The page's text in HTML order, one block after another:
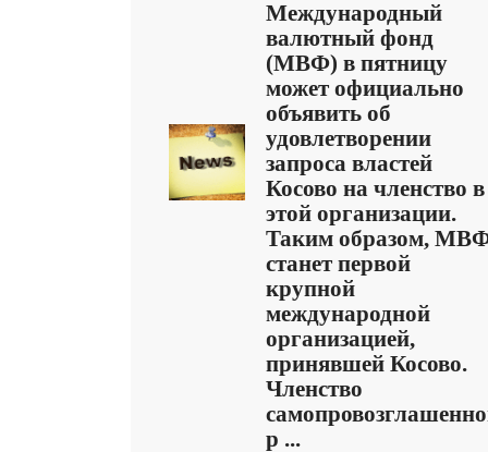
Международный
валютный фонд
(МВФ) в пятницу
может официально
объявить об
удовлетворении
запроса властей
Косово на членство в
этой организации.
Таким образом,
станет первой
крупной
международной
организацией,
принявшей Косово.
Членство
р ...